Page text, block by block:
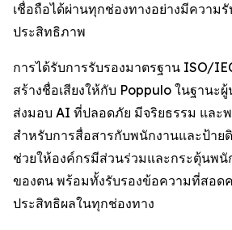
เชื่อถือได้ผ่านทุกช่องทางอย่างมีความ
ประสิทธิภาพ
การได้รับการรับรองมาตรฐาน ISO/
สร้างชื่อเสียงให้กับ Poppulo ในฐานะ
ส่งมอบ AI ที่ปลอดภัย มีจริยธรรม และ
สำหรับการสื่อสารกับพนักงานและป้าย
ช่วยให้องค์กรมีส่วนร่วมและกระตุ้นพ
ของตน พร้อมทั้งรับรองข้อความที่สอด
ประสิทธิผลในทุกช่องทาง